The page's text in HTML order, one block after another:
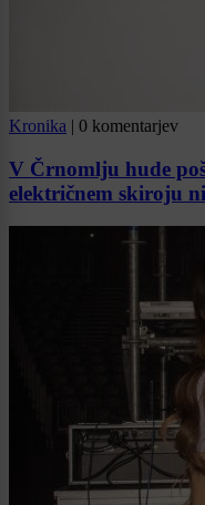
Kronika | 0 komentarjev
V Črnomlju hude
električnem skiroju